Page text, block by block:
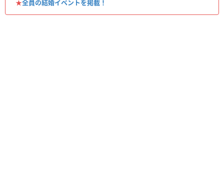
★全員の結婚イベントを掲載！